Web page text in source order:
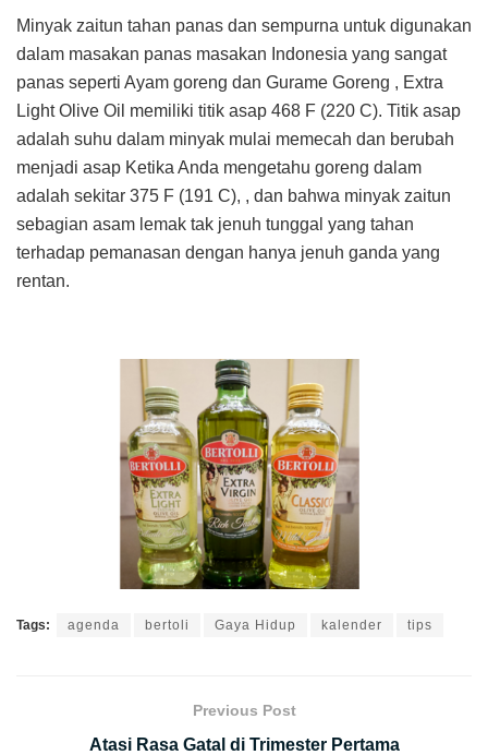
Minyak zaitun tahan panas dan sempurna untuk digunakan
dalam masakan panas masakan Indonesia yang sangat
panas seperti Ayam goreng dan Gurame Goreng , Extra
Light Olive Oil memiliki titik asap 468 F (220 C). Titik asap
adalah suhu dalam minyak mulai memecah dan berubah
menjadi asap Ketika Anda mengetahu goreng dalam
adalah sekitar 375 F (191 C), , dan bahwa minyak zaitun
sebagian asam lemak tak jenuh tunggal yang tahan
terhadap pemanasan dengan hanya jenuh ganda yang
rentan.
Tags: agenda bertoli Gaya Hidup kalender tips
Previous Post
Atasi Rasa Gatal di Trimester Pertama